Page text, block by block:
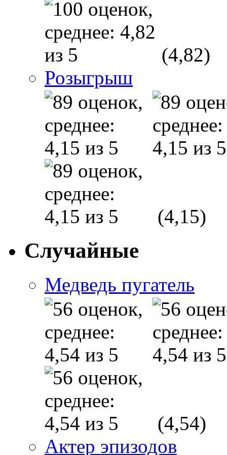
(4,82)
Розыгрыш
(4,15)
Случайные
Медведь пугатель
(4,54)
Актер эпизодов